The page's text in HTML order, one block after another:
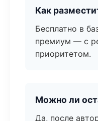
Как
Бесплатно в
премиум — с
приоритетом.
Можно ли
Да, после